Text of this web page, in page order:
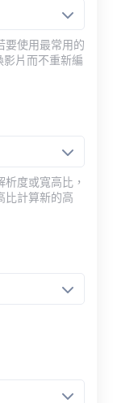
要使用最常用的
影片而不重新編
度或寬高比，
比計算新的高